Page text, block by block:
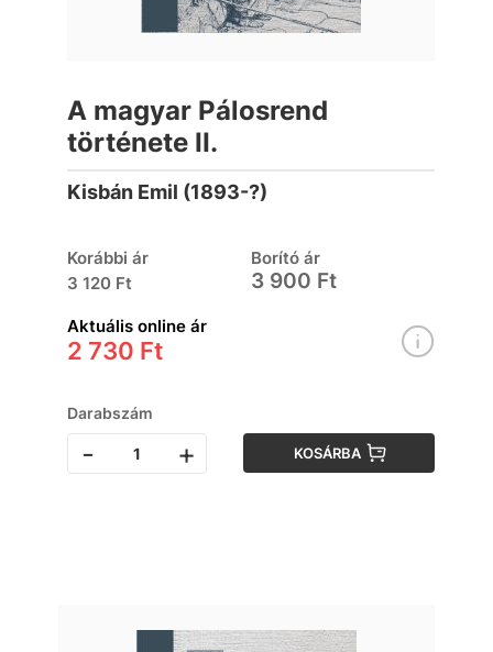
A magyar Pálosrend
története II.
Kisbán Emil (1893-?)
Korábbi ár
3 120 Ft
Borító ár
3 900 Ft
Aktuális online ár
2 730 Ft
Darabszám
- + KOSÁRBA